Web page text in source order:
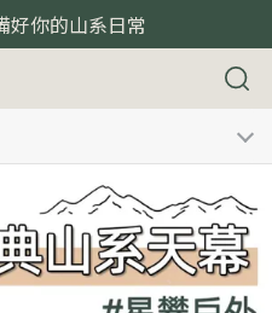
好你的山系日常